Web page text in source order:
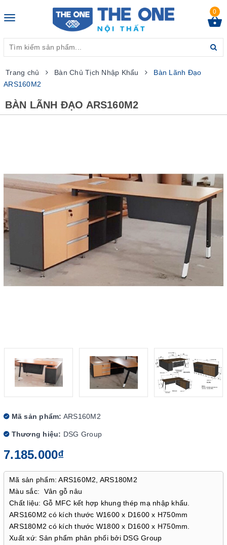
Toggle
0
Trang chủ Bàn Chủ Tịch Nhập Khẩu
Bàn Lãnh Đạo
ARS160M2
BÀN LÃNH ĐẠO ARS160M2
Mã sản phẩm: ARS160M2
Thương hiệu: DSG Group
7.185.000₫
Mã sản phẩm: ARS160M2, ARS180M2
Màu sắc: Vân gỗ nâu
Chất liệu: Gỗ MFC kết hợp khung thép mạ nhập khẩu.
ARS160M2 có kích thước W1600 x D1600 x H750mm
ARS180M2 có kích thước W1800 x D1600 x H750mm.
Xuất xứ: Sản phẩm phân phối bởi DSG Group